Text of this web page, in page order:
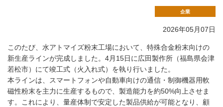
企業
2026年05月07日
このたび、水アトマイズ粉末工場において、特殊合金粉末向けの
新生産ラインが完成しました。4月15日に広田製作所（福島県会津
若松市）にて竣工式（火入れ式）を執り行いました。
本ラインは、スマートフォンや自動車向けの通信・制御機器用軟
磁性粉末を主力に生産するもので、製造能力を約50%向上させま
す。これにより、量産体制で安定した製品供給が可能となり、顧